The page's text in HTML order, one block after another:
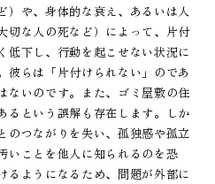
）や、身体的な衰え、あるいは人
切な人の死など）によって、片付
低下し、行動を起こせない状況に
彼らは「片付けられない」のであ
ないのです。また、ゴミ屋敷の住
るという誤解も存在します。しか
のつながりを失い、孤独感や孤立
いことを他人に知られるのを恐
るようになるため、問題が外部に